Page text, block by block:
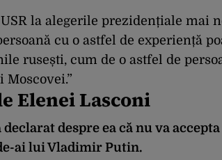
la alegerile prezidențiale mai
cu o astfel de experiență
rusești, cum de o astfel de
Moscovei.”
Elenei Lasconi
declarat despre ea că nu va
ai lui Vladimir Putin.